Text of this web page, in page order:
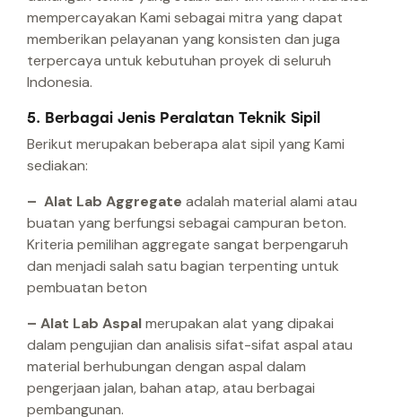
mempercayakan Kami sebagai mitra yang dapat
memberikan pelayanan yang konsisten dan juga
terpercaya untuk kebutuhan proyek di seluruh
Indonesia.
5. Berbagai Jenis Peralatan Teknik Sipil
Berikut merupakan beberapa alat sipil yang Kami
sediakan:
– Alat Lab Aggregate adalah material alami atau
buatan yang berfungsi sebagai campuran beton.
Kriteria pemilihan aggregate sangat berpengaruh
dan menjadi salah satu bagian terpenting untuk
pembuatan beton
– Alat Lab Aspalmerupakan alat yang dipakai
dalam pengujian dan analisis sifat-sifat aspal atau
material berhubungan dengan aspal dalam
pengerjaan jalan, bahan atap, atau berbagai
pembangunan.